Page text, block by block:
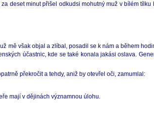
deset minut přišel odkudsi mohutný muž v bílém
mě však objal a zlíbal, posadil se k nám a během
účastnic, kde se také konala jakási oslava.
překročit a tehdy, aniž by otevřel oči, zamumlal:
mají v dějinách významnou úlohu.